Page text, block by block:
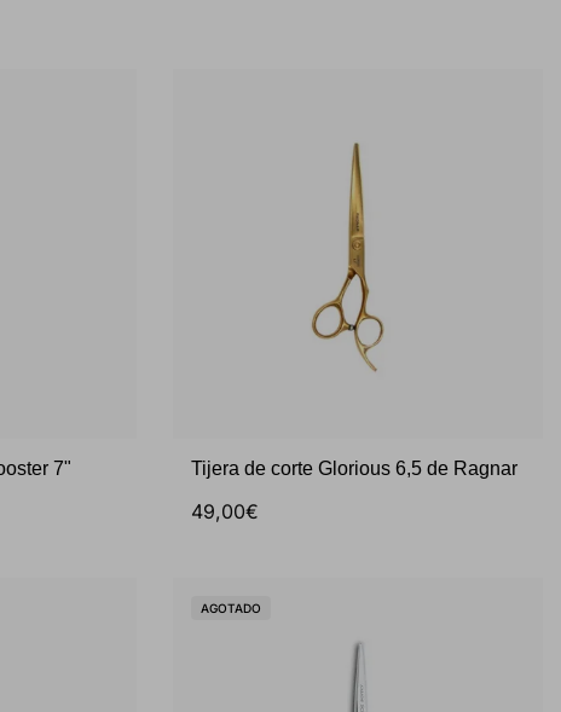
7" Tijera de corte Glorious 6,5 de Ragnar
49,00€
AGOTADO